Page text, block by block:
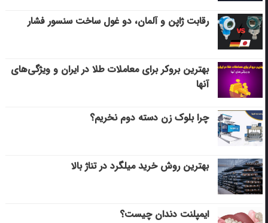
رقابت ژاپن و آلمان، دو غول ساخت سنسور فشار
بهترین بروکر برای معاملات طلا در ایران و ویژگی‌های
آنها
چرا بلوک زن دسته دوم نخریم؟
بهترین روش خرید میلگرد در تناژ بالا
ایمپلنت دندان چیست؟